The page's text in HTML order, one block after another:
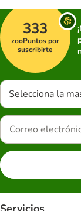
333
zooPuntos por
suscribirte
Selecciona la